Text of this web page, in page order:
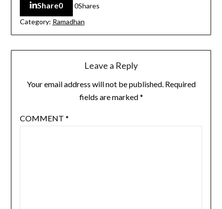
Share0 0Shares
Category: Ramadhan
Leave a Reply
Your email address will not be published. Required
fields are marked*
COMMENT *